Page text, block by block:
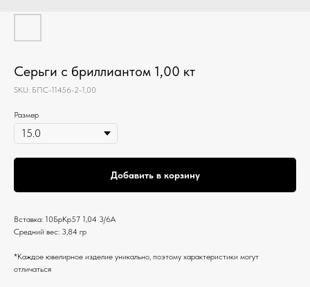
Серьги с бриллиантом 1,00 кт
SKU: БПС-11456-2-1,00
Размер
Добавить в корзину
Вставка: 10БрКр57 1,04 3/6А
Средний вес: 3,84 гр
*Каждое ювелирное изделие уникально, поэтому характеристики могут
отличаться